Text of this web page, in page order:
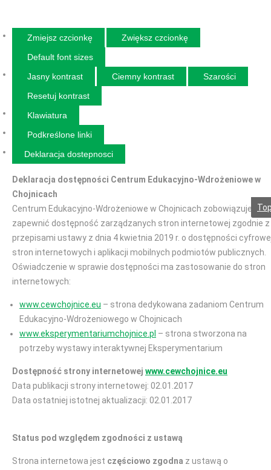
Zmiejsz czcionkę
Zwiększ czcionkę
Default font sizes
Jasny kontrast
Ciemny kontrast
Szarości
Resetuj kontrast
Klawiatura
Podkreślone linki
Deklaracja dostepnosci
Deklaracja dostępności Centrum Edukacyjno-Wdrożeniowe w
Chojnicach
Centrum Edukacyjno-Wdrożeniowe w Chojnicach zobowiązuje się
zapewnić dostępność zarządzanych stron internetowej zgodnie z
przepisami ustawy z dnia 4 kwietnia 2019 r. o dostępności
stron internetowych i aplikacji mobilnych podmiotów publicznych.
Oświadczenie w sprawie dostępności ma zastosowanie do stron
internetowych:
www.cewchojnice.eu – strona dedykowana zadaniom Centrum
Edukacyjno-Wdrożeniowego w Chojnicach
www.eksperymentariumchojnice.pl – strona stworzona na
potrzeby wystawy interaktywnej Eksperymentarium
Dostępność strony internetowej www.cewchojnice.eu
Data publikacji strony internetowej: 02.01.2017
Data ostatniej istotnej aktualizacji: 02.01.2017
Status pod względem zgodności z ustawą
Strona internetowa jest częściowo zgodna z ustawą o